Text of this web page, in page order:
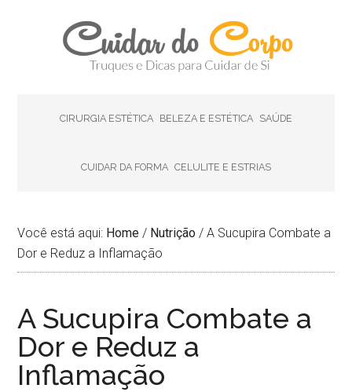
CIRURGIA ESTÉTICA BELEZA E ESTÉTICA SAÚDE
CUIDAR DA FORMA CELULITE E ESTRIAS
Você está aqui: Home / Nutrição / A Sucupira Combate a
Dor e Reduz a Inflamação
A Sucupira Combate a
Dor e Reduz a
Inflamação